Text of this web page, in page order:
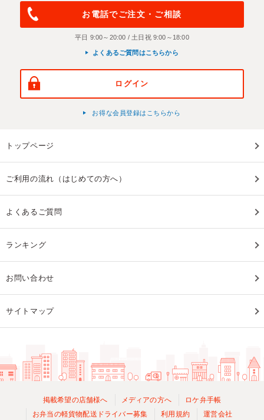
お電話でご注文・ご相談
平日 9:00～20:00 / 土日祝 9:00～18:00
よくあるご質問はこちらから
ログイン
お得な会員登録はこちらから
トップページ
ご利用の流れ（はじめての方へ）
よくあるご質問
ランキング
お問い合わせ
サイトマップ
掲載希望の店舗様へ メディアの方へ
ロケ弁手帳
お弁当の軽貨物配送ドライバー募集
利用規約 運営会社